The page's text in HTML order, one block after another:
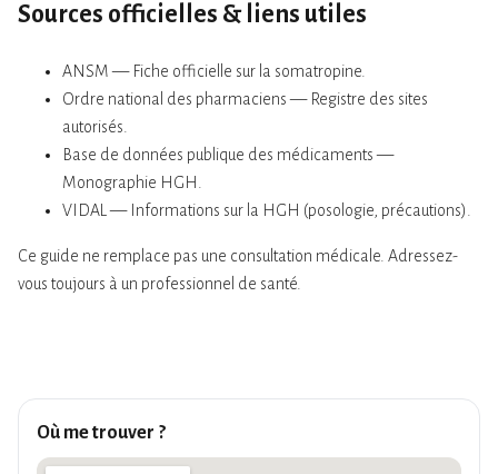
Sources officielles & liens utiles
ANSM — Fiche officielle sur la somatropine.
Ordre national des pharmaciens — Registre des sites
autorisés.
Base de données publique des médicaments —
Monographie HGH.
VIDAL — Informations sur la HGH (posologie, précautions).
Ce guide ne remplace pas une consultation médicale. Adressez-
vous toujours à un professionnel de santé.
Où me trouver ?